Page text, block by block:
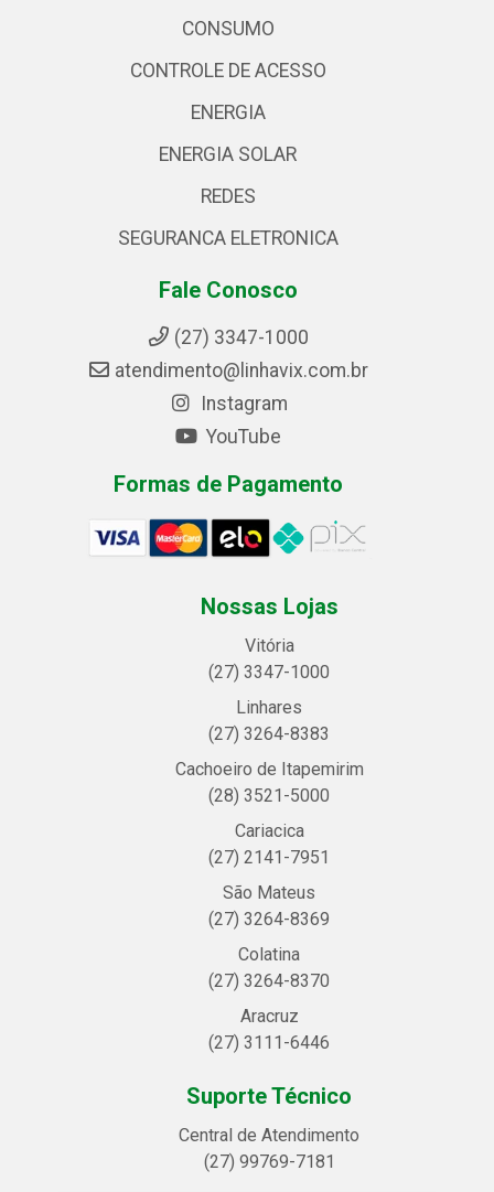
CONSUMO
CONTROLE DE ACESSO
ENERGIA
ENERGIA SOLAR
REDES
SEGURANCA ELETRONICA
Fale Conosco
(27) 3347-1000
atendimento@linhavix.com.br
Instagram
YouTube
Formas de Pagamento
Nossas Lojas
Vitória
(27) 3347-1000
Linhares
(27) 3264-8383
Cachoeiro de Itapemirim
(28) 3521-5000
Cariacica
(27) 2141-7951
São Mateus
(27) 3264-8369
Colatina
(27) 3264-8370
Aracruz
(27) 3111-6446
Suporte Técnico
Central de Atendimento
(27) 99769-7181